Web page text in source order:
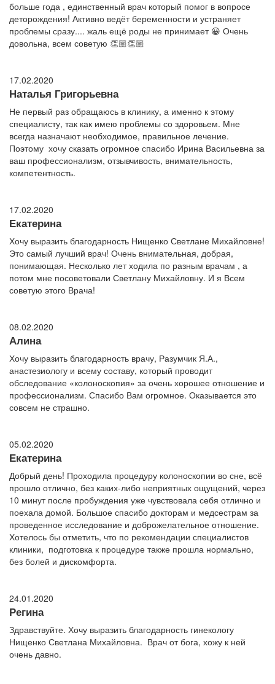
больше года , единственный врач который помог в вопросе
деторождения! Активно ведёт беременности и устраняет
проблемы сразу.... жаль ещё роды не принимает 😀 Очень
довольна, всем советую 👏🏼👏🏼
17.02.2020
Наталья Григорьевна
Не первый раз обращаюсь в клинику, а именно к этому
специалисту, так как имею проблемы со здоровьем. Мне
всегда назначают необходимое, правильное лечение.
Поэтому хочу сказать огромное спасибо Ирина Васильевна за
ваш профессионализм, отзывчивость, внимательность,
компетентность.
17.02.2020
Екатерина
Хочу выразить благодарность Нищенко Светлане Михайловне!
Это самый лучший врач! Очень внимательная, добрая,
понимающая. Несколько лет ходила по разным врачам , а
потом мне посоветовали Светлану Михайловну. И я Всем
советую этого Врача!
08.02.2020
Алина
Хочу выразить благодарность врачу, Разумчик Я.А.,
анастезиологу и всему составу, который проводит
обследование «колоноскопия» за очень хорошее отношение и
профессионализм. Спасибо Вам огромное. Оказывается это
совсем не страшно.
05.02.2020
Екатерина
Добрый день! Проходила процедуру колоноскопии во сне, всё
прошло отлично, без каких-либо неприятных ощущений, через
10 минут после пробуждения уже чувствовала себя отлично и
поехала домой. Большое спасибо докторам и медсестрам за
проведенное исследование и доброжелательное отношение.
Хотелось бы отметить, что по рекомендации специалистов
клиники, подготовка к процедуре также прошла нормально,
без болей и дискомфорта.
24.01.2020
Регина
Здравствуйте. Хочу выразить благодарность гинекологу
Нищенко Светлана Михайловна. Врач от бога, хожу к ней
очень давно.